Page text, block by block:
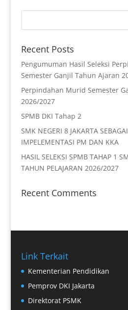
Recent Posts
Pengumuman Hasil Seleksi
Semester Ganjil Tahun Ajaran
Perpindahan Murid Semester
2026/2027
SPMB DKI Tahap 2
SMK NEGERI 8 JAKARTA
IMPELEMENTASI PM DAN KKA
HASIL SELEKSI SPMB TAHAP 1
TAHUN PELAJARAN 2026/2027
Recent Comments
Link Terkait
Kementerian Pendidikan
Pemprov DKI Jakarta
Direktorat PSMK